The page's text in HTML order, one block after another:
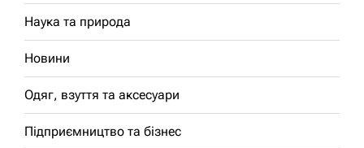
Наука та природа
Новини
Одяг, взуття та аксесуари
Підприємництво та бізнес